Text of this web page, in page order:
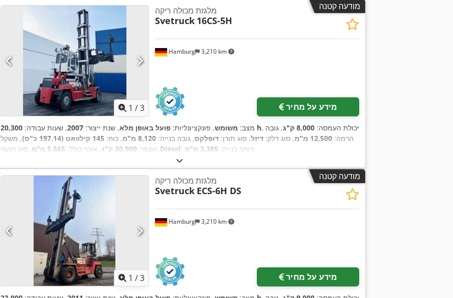
מודעה קטנה
1 /3
Hamburg 3,210 km
מלגזת מכולה ריקה
Svetruck 16CS-5H
מידע על מחיר
מצב: משומש, פונקציונליות: פועל באופן מלא, שנת ייצור: 2007, שעות עבודה: 20,300 h , יכולת העמסה: 8,000 ק"ג
, גובה
הרמה: 12,500 מ"מ , סוג דלק: דיזל, סוג תורן: דוּפּלֶקס, גובה בנייה: 8,120 מ"מ , כוח: 145 קילוואט (197.14 כ"ס)
, משקל
עצמי: 30,900 ק"ג , אורך כולל: 5,565 מ"מ , סוג הנעה: Diesel , רוחב בנייה: 3,385 מ"מ ,
מודעה קטנה
1 /3
Hamburg 3,210 km
מלגזת מכולה ריקה
Svetruck ECS-6H DS
מידע על מחיר